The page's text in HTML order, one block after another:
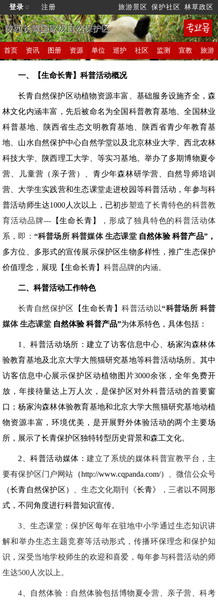
登录 注册 旅游景区 保护社区 林草政区
陕西长青国家级自然保护区
首页 资讯 图册 资源 单位 巡护 社区 监测 宣教 旅游
一、【生命长青】科普活动概况
长青自然保护区动植物资源丰富、基础服务设施齐全，森
林文化内涵丰富，先后被命名为全国科普教育基地、全国林业
科普基地、陕西省生态文明教育基地、陕西省青少年教育基
地、山水自然保护中心自然学堂以及北京林业大学、西北农林
科技大学、陕西理工大学、等实习基地。举办了多期博物夏令
营、儿童营（亲子营）、青少年森林研学营、自然导师培训
营、大学生实践营和生态课堂走进校园等科普活动，年参与科
普活动师生达1000人次以上，已初步塑造了长青特色的科普教
育活动品牌---【生命长青】
，形成了独具特色的科普活动体
系，即： “科普场所科普媒体生态课堂 自然体验 科普产品”，
多方位、多形式的宣传展示保护区生物多样性，推广生态保护
价值理念，展现【生命长青】 科普品牌的内涵。
二、科普活动工作特色
长青自然保护区 【生命长青】科普活动以“科普场所 科普
媒体生态课堂 自然体验 科普产品”为体系特色，具体包括：
1、科普活动场所：建立了访客信息中心、杨家沟森林体
验教育基地及北京大学大熊猫研究基地等科普活动场所。其中
访客信息中心展示保护区动植物图片3000余张，全年免费开
放，年接待量达上万人次，是保护区对外科普活动的首要窗
口；杨家沟森林体验教育基地和北京大学大熊猫研究基地动植
物资源丰富，环境优美，是开展野外体验活动的两个主要场
所，展示了长青保护区独特转型历史背景和森工文化。
2、科普活动媒体：建立了系统的媒体科普宣教平台，主
要有保护区门户网站 （http://www.cqpanda.com/）
、微信公众号
（长青自然保护区）
、生态文化期刊《长青》 ，三者以不同形
式，不同角度进行科普知识宣传。
3 、生态课堂：保护区每年在驻地中小学通过生态知识讲
解和举办生态主题竞赛等活动形式，传播环保理念和保护知
识，深受当地学校师生的欢迎和喜爱，每年参与科普活动的师
生达500人次以上。
4 、自然体验：自然体验包括博物夏令营、亲子营、科考